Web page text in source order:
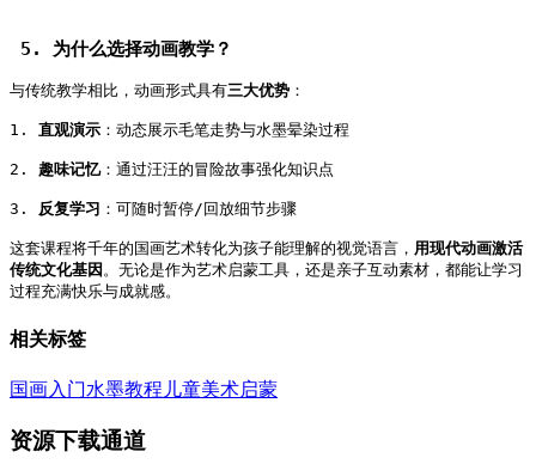
5. 为什么选择动画教学？
与传统教学相比，动画形式具有三大优势 ：
1. 直观演示 ：动态展示毛笔走势与水墨晕染过程
2. 趣味记忆：通过汪汪的冒险故事强化知识点
3. 反复学习 ：可随时暂停/回放细节步骤
这套课程将千年的国画艺术转化为孩子能理解的视觉语言， 用现代动画激活
传统文化基因 。无论是作为艺术启蒙工具，还是亲子互动素材，都能让学习
过程充满快乐与成就感。
相关标签
国画入门水墨教程 儿童美术启蒙
资源下载通道